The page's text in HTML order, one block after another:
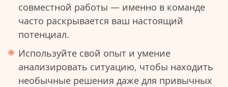
совместной работы — именно в команде
часто раскрывается ваш настоящий
потенциал.
Используйте свой опыт и умение
анализировать ситуацию, чтобы находить
необычные решения даже для привычных